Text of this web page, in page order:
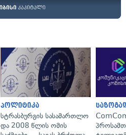
პოლიტიკა
სტრასბურგის სასამართლო
და 2008 წლის ომის